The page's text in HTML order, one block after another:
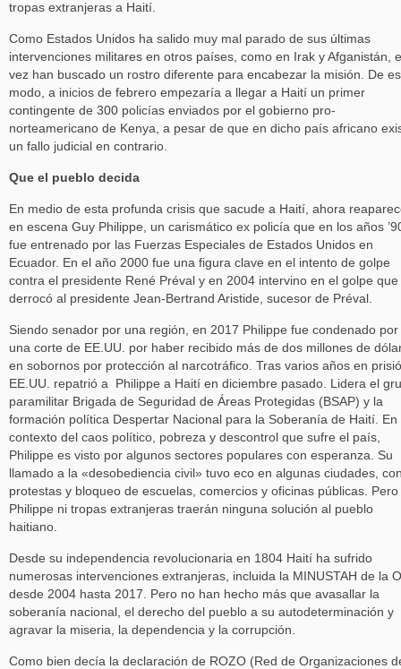
tropas extranjeras a Haití.
Como Estados Unidos ha salido muy mal parado de sus últimas
intervenciones militares en otros países, como en Irak y Afganistán,
vez han buscado un rostro diferente para encabezar la misión. De
modo, a inicios de febrero empezaría a llegar a Haití un primer
contingente de 300 policías enviados por el gobierno pro-
norteamericano de Kenya, a pesar de que en dicho país africano
un fallo judicial en contrario.
Que el pueblo decida
En medio de esta profunda crisis que sacude a Haití, ahora
en escena Guy Philippe, un carismático ex policía que en los años
fue entrenado por las Fuerzas Especiales de Estados Unidos en
Ecuador. En el año 2000 fue una figura clave en el intento de golpe
contra el presidente René Préval y en 2004 intervino en el golpe que
derrocó al presidente Jean-Bertrand Aristide, sucesor de Préval.
Siendo senador por una región, en 2017 Philippe fue condenado por
una corte de EE.UU. por haber recibido más de dos millones de
en sobornos por protección al narcotráfico. Tras varios años en
EE.UU. repatrió a Philippe a Haití en diciembre pasado. Lidera el
paramilitar Brigada de Seguridad de Áreas Protegidas (BSAP) y la
formación política Despertar Nacional para la Soberanía de Haití. En
contexto del caos político, pobreza y descontrol que sufre el país,
Philippe es visto por algunos sectores populares con esperanza. Su
llamado a la «desobediencia civil» tuvo eco en algunas ciudades,
protestas y bloqueo de escuelas, comercios y oficinas públicas. Pero
Philippe ni tropas extranjeras traerán ninguna solución al pueblo
haitiano.
Desde su independencia revolucionaria en 1804 Haití ha sufrido
numerosas intervenciones extranjeras, incluida la MINUSTAH de la
desde 2004 hasta 2017. Pero no han hecho más que avasallar la
soberanía nacional, el derecho del pueblo a su autodeterminación y
agravar la miseria, la dependencia y la corrupción.
Como bien decía la declaración de ROZO (Red de Organizaciones